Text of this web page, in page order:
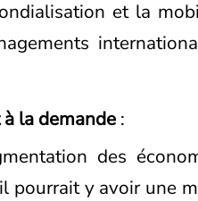
et la
la demande:
des
pourrait y avoir une